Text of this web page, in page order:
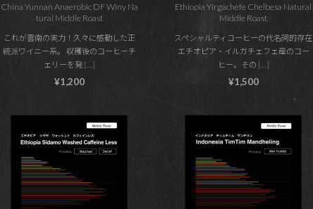
China Yunnan Anaerobic DF Winy Na
tural Middle Roast
これが雲南の実力！久々に感動した正
統派ワイニー系。 収穫後のコーヒーチ
ェリーを発 […]
¥1,200
Ethiopia Yirgachefe Chelbesa Natural
Middle Roast
スペシャルティコーヒーの代名詞的存在
エチオピア・イルガチェフェ産のコー
ヒー。その […]
¥1,500